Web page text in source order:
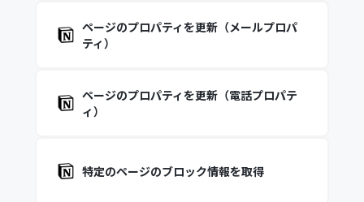
ページのプロパティを更新（メールプロパ
ティ）
ページのプロパティを更新（電話プロパテ
ィ）
特定のページのブロック情報を取得